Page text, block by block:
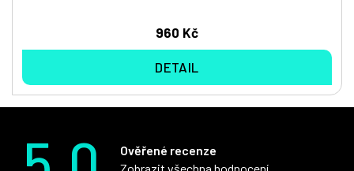
960 Kč
DETAIL
Ověřené recenze